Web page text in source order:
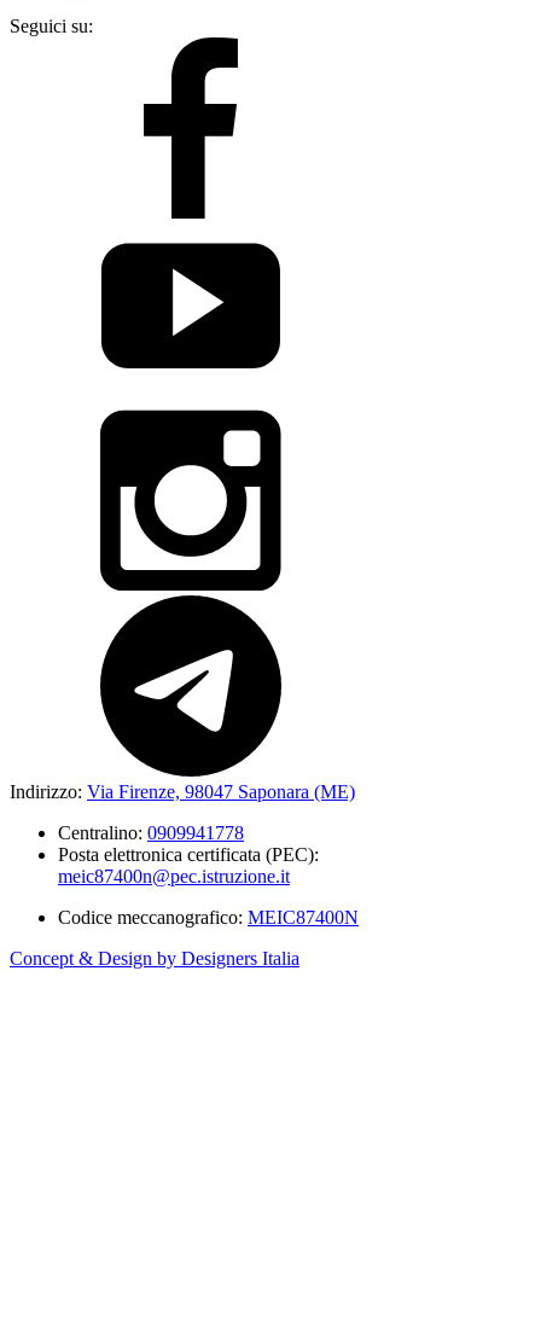
Seguici su:
Indirizzo: Via Firenze, 98047 Saponara (ME)
Centralino: 0909941778
Posta elettronica certificata (PEC):
meic87400n@pec.istruzione.it
Codice meccanografico: MEIC87400N
Concept & Design by Designers Italia